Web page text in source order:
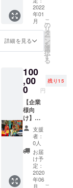
在費は
支援者
様ご負
担でお
しま
す。 日
場所は
メール
にてご
相談致
しま
す。公
共の場
で面会
致しま
す。
ンキュー絵葉書
について 手描き
の絵を描くのが
援者様へありが
とうの気持ちを
程：リ
ターン
の期限
はクラ
ウド
ファン
ディン
後3年間
とさせ
て頂き
ます。
※交通
費・滞
在費は
支援者
様ご負
担でお
願い致
しま
す。 日
程及び
場所は
2022
年01
月
詳細を見る
こ
の
リ
タ
ー
ン
を
選
択
す
る
100
,00
0 円
残り15
【企業
様向
け】社
名・ロ
ゴマー
ク・製
品をPR
Youtub
eまたは
Instagr
amで支
支援
者：
0人
お届
け予
定：
2020
年06
月